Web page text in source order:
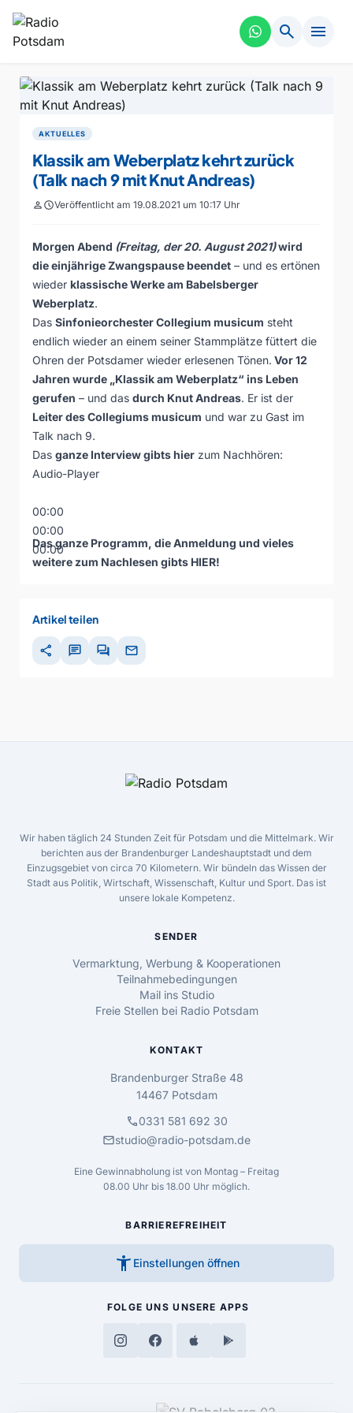
search menu
AKTUELLES
Klassik am Weberplatz kehrt zurück
(Talk nach 9 mit Knut Andreas)
personscheduleVeröffentlicht am 19.08.2021 um 10:17 Uhr
Morgen Abend (Freitag, der 20. August 2021)wird
die einjährige Zwangspause beendet – und es ertönen
wieder klassische Werke am Babelsberger
Weberplatz.
Das Sinfonieorchester Collegium musicum steht
endlich wieder an einem seiner Stammplätze füttert die
Ohren der Potsdamer wieder erlesenen Tönen. Vor 12
Jahren wurde „Klassik am Weberplatz“ ins Leben
gerufen – und das durch Knut Andreas. Er ist der
Leiter des Collegiums musicum und war zu Gast im
Talk nach 9.
Das ganze Interview gibts hier zum Nachhören:
Audio-Player
00:00
00:00
00:00
Das ganze Programm, die Anmeldung und vieles
weitere zum Nachlesen gibts HIER!
Artikel teilen
share chat forum mail
Wir haben täglich 24 Stunden Zeit für Potsdam und die Mittelmark. Wir
berichten aus der Brandenburger Landeshauptstadt und dem
Einzugsgebiet von circa 70 Kilometern. Wir bündeln das Wissen der
Stadt aus Politik, Wirtschaft, Wissenschaft, Kultur und Sport. Das ist
unsere lokale Kompetenz.
SENDER
Vermarktung, Werbung & Kooperationen
Teilnahmebedingungen
Mail ins Studio
Freie Stellen bei Radio Potsdam
KONTAKT
Brandenburger Straße 48
14467 Potsdam
call0331 581 692 30
mailstudio@radio-potsdam.de
Eine Gewinnabholung ist von Montag – Freitag
08.00 Uhr bis 18.00 Uhr möglich.
BARRIEREFREIHEIT
accessibility_new Einstellungen öffnen
FOLGE UNS UNSERE APPS